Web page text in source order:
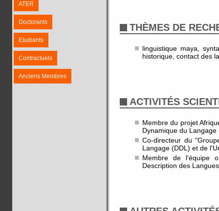
ATER
Doctorants
Etudiants
Contractuels
Anciens Membres
THÈMES DE
linguistique maya,
historique, contact des
ACTIVITÉS
Membre du projet
Dynamique du
Co-directeur du
Langage (DDL) et de
Membre de l'équipe
Description des Langues